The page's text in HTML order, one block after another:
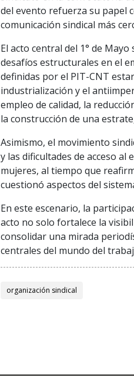
del evento refuerza su papel
comunicación sindical más
El acto central del 1° de
desafíos estructurales en el
definidas por el PIT-CNT
industrialización y el
empleo de calidad, la
la construcción de una
Asimismo, el movimiento
y las dificultades de acceso
mujeres, al tiempo que
cuestionó aspectos del
En este escenario, la
acto no solo fortalece la
consolidar una mirada
centrales del mundo del
organización sindical